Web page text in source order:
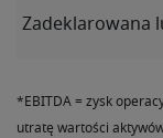
Zadeklarowana
*EBITDA = zysk
utratę wartości